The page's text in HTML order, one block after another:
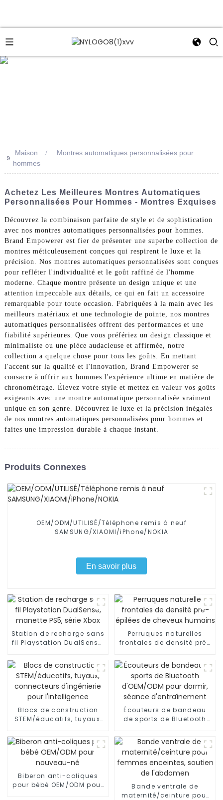
>> Maison
Montres automatiques personnalisées pour
hommes
Achetez Les Meilleures Montres Automatiques
Personnalisées Pour Hommes - Montres Exquises
Découvrez la combinaison parfaite de style et de sophistication
avec nos montres automatiques personnalisées pour hommes.
Brand Empowerer est fier de présenter une superbe collection de
montres méticuleusement conçues qui respirent le luxe et la
précision. Nos montres automatiques personnalisées sont conçues
pour refléter l'individualité et le goût raffiné de l'homme
moderne. Chaque montre présente un design unique et une
attention impeccable aux détails, ce qui en fait un accessoire
remarquable pour toute occasion. Fabriquées à la main avec les
meilleurs matériaux et une technologie de pointe, nos montres
automatiques personnalisées offrent des performances et une
fiabilité supérieures. Que vous préfériez un design classique et
minimaliste ou une pièce audacieuse et affirmée, notre
collection a quelque chose pour tous les goûts. En mettant
l'accent sur la qualité et l'innovation, Brand Empowerer se
consacre à offrir aux hommes l'expérience ultime en matière de
chronométrage. Élevez votre style et mettez en valeur vos goûts
exigeants avec une montre automatique personnalisée vraiment
unique en son genre. Découvrez le luxe et la précision inégalés
de nos montres automatiques personnalisées pour hommes et
faites une impression durable à chaque instant.
Produits Connexes
OEM/ODM/UTILISÉ/Téléphone remis à neuf
SAMSUNG/XIAOMI/iPhone/NOKIA
En savoir plus
Station de recharge sans
fil Playstation DualSense,
Perruques naturelles
frontales de densité pré-
humains
Blocs de construction
STEM/éducatifs, tuyaux,
pour l'intelligence
Écouteurs de bandeau
de sports de Bluetooth
séance d'entraînement
Biberon anti-coliques
pour bébé OEM/ODM pour
Bande ventrale de
maternité/ceinture pour